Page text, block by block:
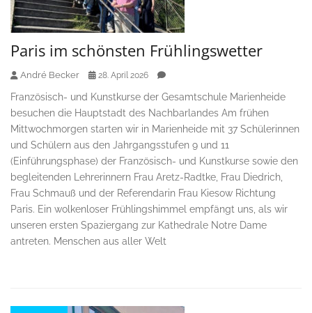
Paris im schönsten Frühlingswetter
André Becker 28. April 2026
Französisch- und Kunstkurse der Gesamtschule Marienheide
besuchen die Hauptstadt des Nachbarlandes Am frühen
Mittwochmorgen starten wir in Marienheide mit 37 Schülerinnen
und Schülern aus den Jahrgangsstufen 9 und 11
(Einführungsphase) der Französisch- und Kunstkurse sowie den
begleitenden Lehrerinnern Frau Aretz-Radtke, Frau Diedrich,
Frau Schmauß und der Referendarin Frau Kiesow Richtung
Paris. Ein wolkenloser Frühlingshimmel empfängt uns, als wir
unseren ersten Spaziergang zur Kathedrale Notre Dame
antreten. Menschen aus aller Welt